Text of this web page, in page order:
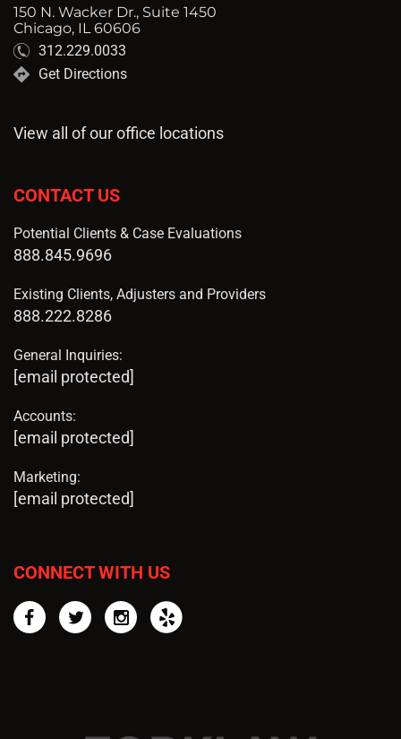
150 N. Wacker Dr., Suite 1450
Chicago, IL 60606
312.229.0033
Get Directions
View all of our office locations
CONTACT US
Potential Clients & Case Evaluations
888.845.9696
Existing Clients, Adjusters and Providers
888.222.8286
General Inquiries:
[email protected]
Accounts:
[email protected]
Marketing:
[email protected]
CONNECT WITH US
FacebookTwitterInstagram